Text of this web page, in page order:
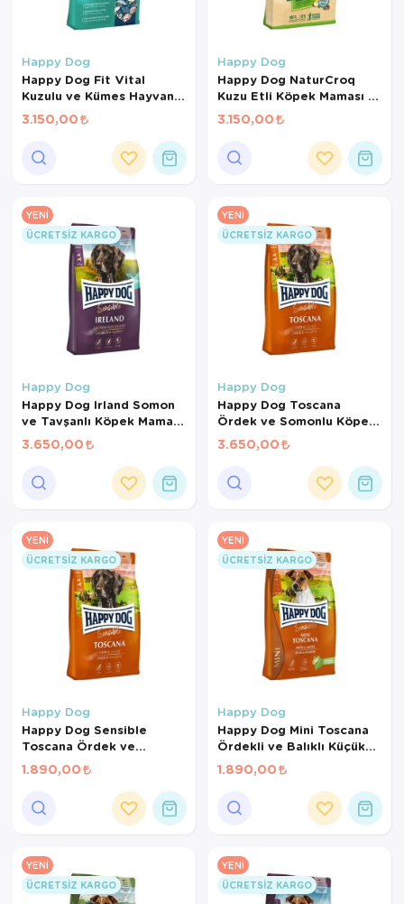
Happy Dog
Happy Dog Fit Vital
Kuzulu ve Kümes Hayvanlı
Orta Irk Yetişkin Köpek
Maması 12 Kg
3.150,00
Happy Dog
Happy Dog NaturCroq
Kuzu Etli Köpek Maması 15
Kg
3.150,00
YENI
ÜCRETSIZ KARGO
Happy Dog
Happy Dog Irland Somon
ve Tavşanlı Köpek Maması
12,5 Kg
3.650,00
YENI
ÜCRETSIZ KARGO
Happy Dog
Happy Dog Toscana
Ördek ve Somonlu Köpek
Maması 12,5 Kg
3.650,00
YENI
ÜCRETSIZ KARGO
Happy Dog
Happy Dog Sensible
Toscana Ördek ve
Somonlu Kısırlaştırılmış
Köpek Maması 4 Kg
1.890,00
YENI
ÜCRETSIZ KARGO
Happy Dog
Happy Dog Mini Toscana
Ördekli ve Balıklı Küçük
Irk Yetişkin Köpek Maması
4 Kg
1.890,00
YENI
ÜCRETSIZ KARGO
YENI
ÜCRETSIZ KARGO